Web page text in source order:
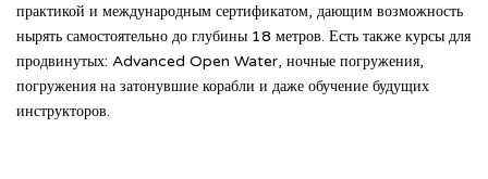
практикой и международным сертификатом, дающим возможность
нырять самостоятельно до глубины 18 метров. Есть также курсы для
продвинутых: Advanced Open Water, ночные погружения,
погружения на затонувшие корабли и даже обучение будущих
инструкторов.